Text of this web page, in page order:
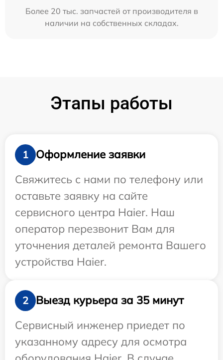
Более 20 тыс. запчастей от производителя в
наличии на собственных складах.
Этапы работы
1
Оформление заявки
Свяжитесь с нами по телефону или
оставьте заявку на сайте
сервисного центра Haier. Наш
оператор перезвонит Вам для
уточнения деталей ремонта Вашего
устройства Haier.
2
Выезд курьера за 35 минут
Сервисный инженер приедет по
указанному адресу для осмотра